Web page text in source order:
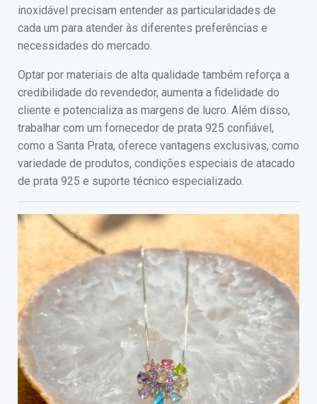
inoxidável precisam entender as particularidades de
cada um para atender às diferentes preferências e
necessidades do mercado.
Optar por materiais de alta qualidade também reforça a
credibilidade do revendedor, aumenta a fidelidade do
cliente e potencializa as margens de lucro. Além disso,
trabalhar com um fornecedor de prata 925 confiável,
como a Santa Prata, oferece vantagens exclusivas, como
variedade de produtos, condições especiais de atacado
de prata 925 e suporte técnico especializado.